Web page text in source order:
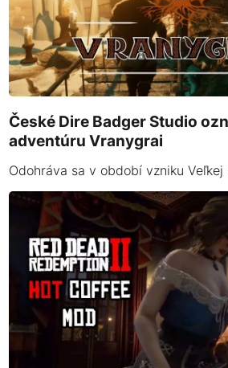
České Dire Badger Studio
adventúru Vranygrai
Odohráva sa v období vzniku Veľkej